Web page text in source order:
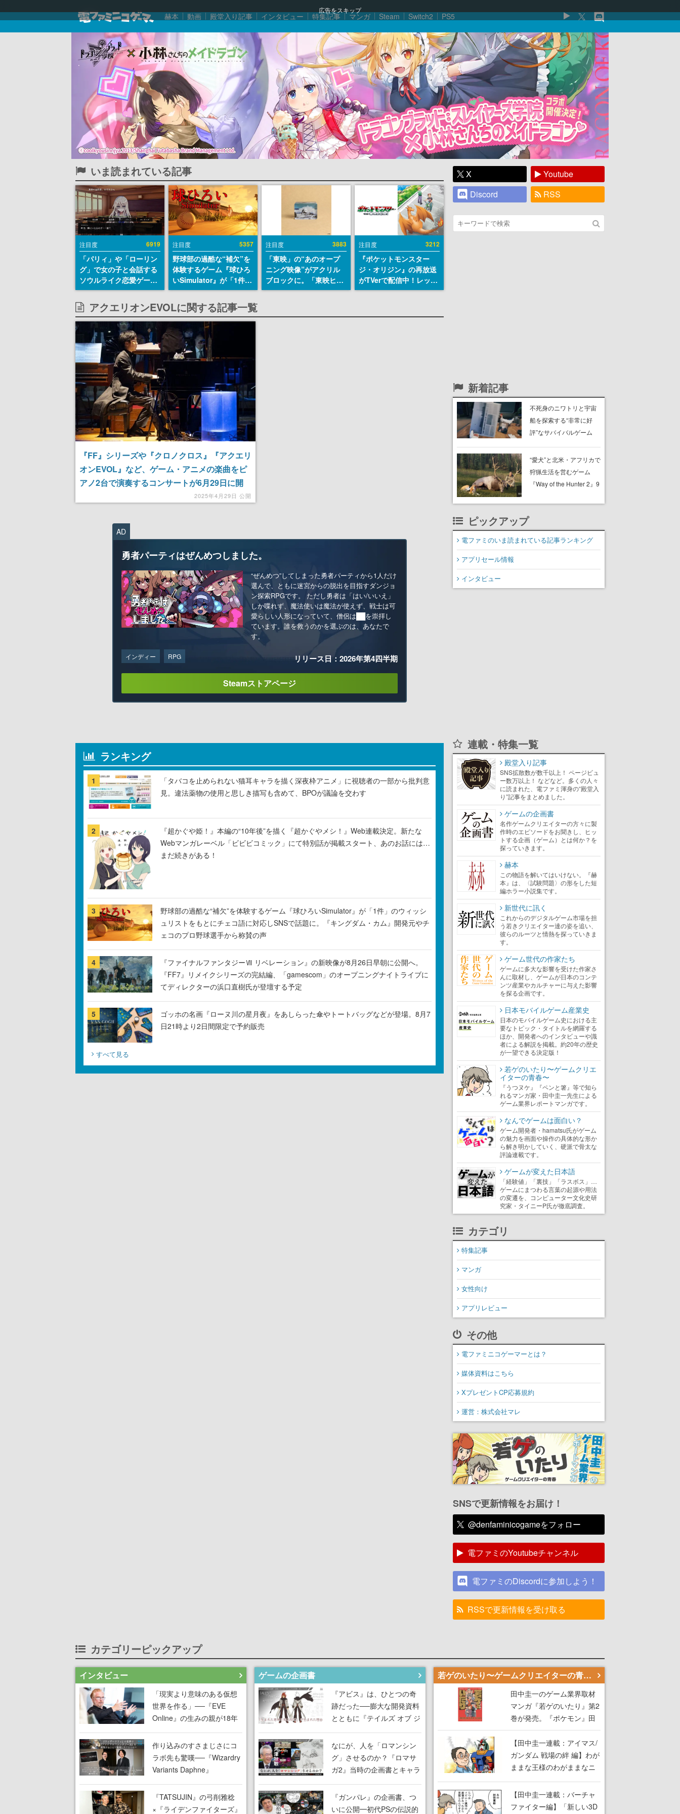
広告をスキップ
赫本 動画 殿堂入り記事 インタビュー 特集記事 マンガ Steam Switch2 PS5
いま読まれている記事
注目度 6919
「パリィ」や「ローリン
グ」で女の子と会話する
ソウルライク恋愛ゲーム
『小早川さんはソウルラ
イク』無料公開。返事に
失敗すると「YOU
DIED」
注目度 5357
野球部の過酷な“補欠”を
体験するゲーム『球ひろ
いSimulator』が「1件」
のウィッシュリストをも
とにチェコ語に対応し
SNSで話題に。『キング
ダム・カム』開発元やチ
ェコのプロ野球選手から
称賛の声
注目度 3883
「東映」の“あのオープ
ニング映像”がアクリル
ブロックに。「東映ヒス
トリカル グッズコレクシ
注目度 3212
『ポケットモンスター
ジ・オリジン』の再放送
がTVerで配信中！レッド
（CV：竹内順子）が主人
アクエリオンEVOLに関する記事一覧
『FF』シリーズや『クロノクロス』『アクエリ
オンEVOL』など、ゲーム・アニメの楽曲をピ
アノ2台で演奏するコンサートが6月29日に開
催。ゲーム音楽に縁の深いベンヤミン・ヌス
2025年4月29日 公開
AD
勇者パーティはぜんめつしました。
“ぜんめつ”してしまった勇者パーティから1人だけ
選んで、ともに迷宮からの脱出を目指すダンジョ
ン探索RPGです。 ただし勇者は「はい/いいえ」
しか喋れず、魔法使いは魔法が使えず、戦士は可
愛らしい人形になっていて、僧侶は██を崇拝し
ています。誰を救うのかを選ぶのは、あなたで
す。
インディー RPG リリース日：2026年第4四半期
Steamストアページ
ランキング
1
「タバコを止められない猫耳キャラを描く深夜枠アニメ」に視聴者の一部から批判意
見。違法薬物の使用と思しき描写も含めて、BPOが議論を交わす
2
『超かぐや姫！』本編の“10年後”を描く『超かぐやメシ！』Web連載決定。新たな
Webマンガレーベル「ビビビコミック」にて特別話が掲載スタート、あのお話には…
まだ続きがある！
3
野球部の過酷な“補欠”を体験するゲーム『球ひろいSimulator』が「1件」のウィッシ
ュリストをもとにチェコ語に対応しSNSで話題に。『キングダム・カム』開発元やチ
ェコのプロ野球選手から称賛の声
4
『ファイナルファンタジーⅦ リベレーション』の新映像が8月26日早朝に公開へ。
『FF7』リメイクシリーズの完結編、「gamescom」のオープニングナイトライブに
てディレクターの浜口直樹氏が登壇する予定
5
ゴッホの名画『ローヌ川の星月夜』をあしらった傘やトートバッグなどが登場。8月7
日21時より2日間限定で予約販売
すべて見る
X
Youtube
Discord
RSS
新着記事
不死身のニワトリと宇宙
船を探索する“非常に好
評”なサバイバルゲーム
配布中。入手できる期間
は8月10日まで
“愛犬”と北米・アフリカで
狩猟生活を営むゲーム
『Way of the Hunter 2』9
て登場し、冒険を重ねる
と成長する。記念撮影も
ピックアップ
電ファミのいま読まれている記事ランキング
アプリセール情報
インタビュー
連載・特集一覧
殿堂入り記事
SNS拡散数が数千以上！ ページビュ
ー数万以上！ などなど。多くの人々
に読まれた、電ファミ渾身の“殿堂入
り”記事をまとめました。
ゲームの企画書
名作ゲームクリエイターの方々に製
作時のエピソードをお聞きし、ヒッ
トする企画（ゲーム）とは何か？を
探っていきます。
赫本
この物語を解いてはいけない。『赫
本』は、〈試験問題〉の形をした短
編ホラー小説集です。
新世代に訊く
これからのデジタルゲーム市場を担
う若きクリエイター達の姿を追い、
彼らのルーツと情熱を探っていきま
す。
ゲーム世代の作家たち
ゲームに多大な影響を受けた作家さ
んに取材し、ゲームが日本のコンテ
ンツ産業やカルチャーに与えた影響
を探る企画です。
日本モバイルゲーム産業史
日本のモバイルゲーム史における主
要なトピック・タイトルを網羅する
ほか、開発者へのインタビューや識
者による解説を掲載。約20年の歴史
が一望できる決定版！
若ゲのいたり〜ゲームクリエ
イターの青春〜
『うつヌケ』『ペンと箸』等で知ら
れるマンガ家・田中圭一先生による
ゲーム業界レポートマンガです。
なんでゲームは面白い？
ゲーム開発者・hamatsu氏がゲーム
の魅力を画面や操作の具体的な形か
ら解き明かしていく、硬派で骨太な
評論連載です。
ゲームが変えた日本語
「経験値」「裏技」「ラスボス」…
ゲームにまつわる言葉の起源や用法
の変遷を、コンピューター文化史研
究家・タイニーP氏が徹底調査。
カテゴリ
特集記事
マンガ
女性向け
アプリレビュー
その他
電ファミニコゲーマーとは？
媒体資料はこちら
XプレゼントCP応募規約
運営：株式会社マレ
SNSで更新情報をお届け！
@denfaminicogameをフォロー
電ファミのYoutubeチャンネル
電ファミのDiscordに参加しよう！
RSSで更新情報を受け取る
カテゴリーピックアップ
インタビュー
「現実より意味のある仮想
世界を作る」──『EVE
Online』の生みの親が18年
掲げ続ける”クレイジーな宣
言”は、比喩ではなく本気だ
った
作り込みのすさまじさにコ
ラボ先も驚嘆──『Wizardry
Variants Daphne』
×『FFXI』コラボが期間限
定なのにジョブもキャラも
武器も戦闘システムもワン
『TATSUJIN』の弓削雅稔
×『ライデンファイターズ』
ゲームの企画書
『アビス』は、ひとつの奇
跡だった──膨大な開発資料
とともに『テイルズ オブ ジ
アビス』開発陣に聞く、
「生まれた意味を知る
RPG」が生まれた理由【ゲ
ームの企画書】
なにが、人を「ロマンシン
グ」させるのか？『ロマサ
ガ2』当時の企画書とキャラ
設定画から迫る、河津秋敏
がRPGに生み出した「ロマ
ン」の正体とは【ゲームの
『ガンパレ』の企画書、つ
いに公開━初代PSの伝説的
若ゲのいたり〜ゲームクリエイターの青春〜
田中圭一のゲーム業界取材
マンガ『若ゲのいたり』第2
巻が発売。『ポケモン』田
尻智さん、『ゼビウス』遠
藤雅伸さんらの貴重なエピ
ソードを収録
【田中圭一連載：アイマス/
ガンダム 戦場の絆 編】わが
ままな王様のわがままなニ
ーズを満たす！──小山順一
朗が貫く姿勢に、ゲームク
リエイターとしての矜持を
【田中圭一連載：バーチャ
ファイター編】「新しい3D